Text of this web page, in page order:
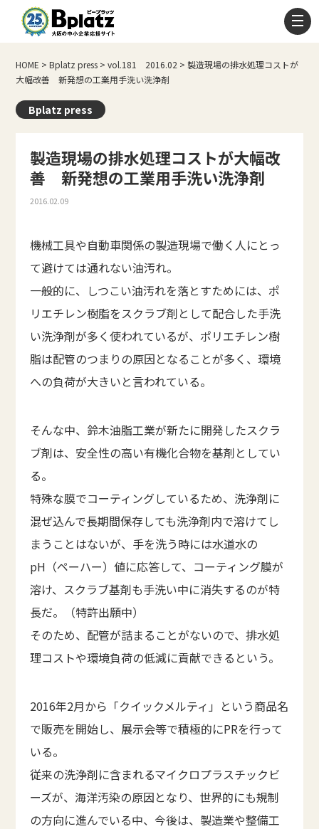
HOME >Bplatz press >vol.181 2016.02 >製造現場の排水処理コストが
大幅改善 新発想の工業用手洗い洗浄剤
Bplatz press
製造現場の排水処理コストが大幅改
善 新発想の工業用手洗い洗浄剤
2016.02.09
機械工具や自動車関係の製造現場で働く人にとっ
て避けては通れない油汚れ。
一般的に、しつこい油汚れを落とすためには、ポ
リエチレン樹脂をスクラブ剤として配合した手洗
い洗浄剤が多く使われているが、ポリエチレン樹
脂は配管のつまりの原因となることが多く、環境
への負荷が大きいと言われている。
そんな中、鈴木油脂工業が新たに開発したスクラ
ブ剤は、安全性の高い有機化合物を基剤としてい
る。
特殊な膜でコーティングしているため、洗浄剤に
混ぜ込んで長期間保存しても洗浄剤内で溶けてし
まうことはないが、手を洗う時には水道水の
pH（ペーハー）値に応答して、コーティング膜が
溶け、スクラブ基剤も手洗い中に消失するのが特
長だ。（特許出願中）
そのため、配管が詰まることがないので、排水処
理コストや環境負荷の低減に貢献できるという。
2016年2月から「クイックメルティ」という商品名
で販売を開始し、展示会等で積極的にPRを行って
いる。
従来の洗浄剤に含まれるマイクロプラスチックビ
ーズが、海洋汚染の原因となり、世界的にも規制
の方向に進んでいる中、今後は、製造業や整備工